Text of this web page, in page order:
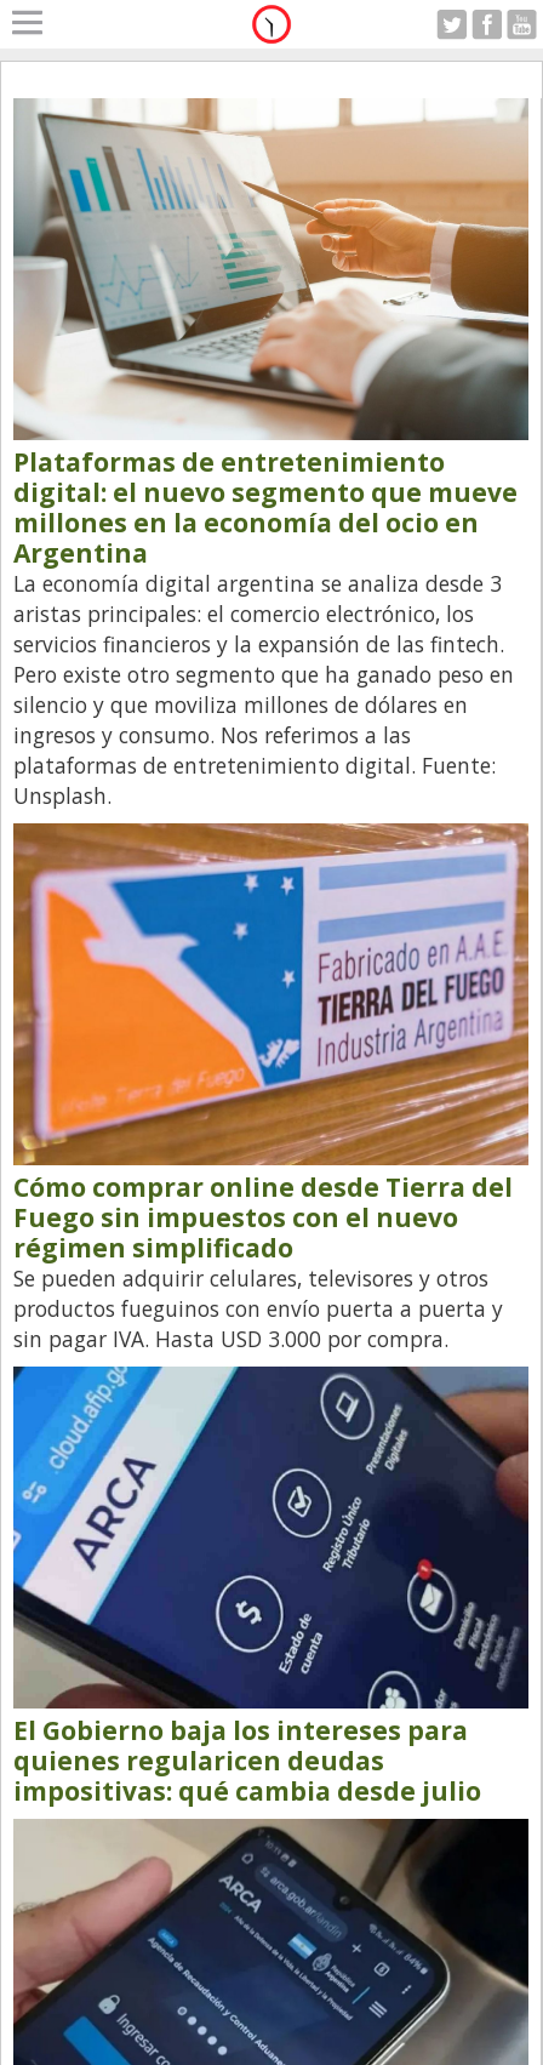
Home
A Motor
Alerta
Anticipo
Campo
Carrera & Emprendedores
Club House
Coleccionistas
Con Estilo
De Bolsillo
Diarios de Argentina
Diarios del Mundo
Directivos
Ecología y Ambiente
Economía
El Experto
El Innovador
El Precio Que Yo Ví
Entrevista
Entrevista Exclusiva
Finanzas
Gastronomia
Internacionales
La Opinión del Director
Libro de Quejas
Medios
Millonarios
Minuto Lanzamiento
Negocios
Opinion
Política
Publicidad y Marketing
Real Estate y Propiedades
Responsabilidad Social
Salidas
Santa Fe
Show Business
Sociedad
Tecnología
Tendencias
Sabado 08.08.2026
Plataformas de entretenimiento
digital: el nuevo segmento que mueve
millones en la economía del ocio en
Argentina
La economía digital argentina se analiza desde 3
aristas principales: el comercio electrónico, los
servicios financieros y la expansión de las fintech.
Pero existe otro segmento que ha ganado peso en
silencio y que moviliza millones de dólares en
ingresos y consumo. Nos referimos a las
plataformas de entretenimiento digital. Fuente:
Unsplash.
Cómo comprar online desde Tierra del
Fuego sin impuestos con el nuevo
régimen simplificado
Se pueden adquirir celulares, televisores y otros
productos fueguinos con envío puerta a puerta y
sin pagar IVA. Hasta USD 3.000 por compra.
El Gobierno baja los intereses para
quienes regularicen deudas
impositivas: qué cambia desde julio